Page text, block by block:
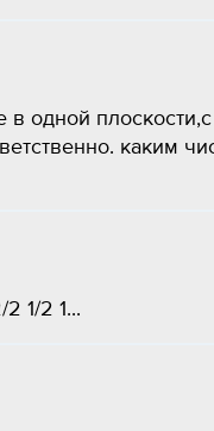
одной
каким
1/2 1...